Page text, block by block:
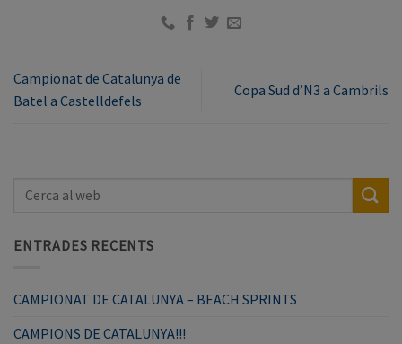
Campionat de Catalunya de
Batel a Castelldefels
Copa Sud d’N3 a Cambrils
ENTRADES RECENTS
CAMPIONAT DE CATALUNYA – BEACH SPRINTS
CAMPIONS DE CATALUNYA!!!